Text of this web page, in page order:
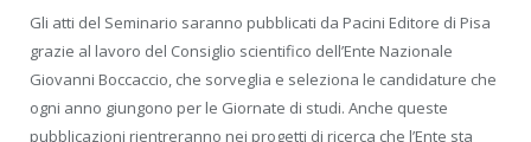
Gli atti del Seminario saranno pubblicati da Pacini Editore di Pisa
grazie al lavoro del Consiglio scientifico dell’Ente Nazionale
Giovanni Boccaccio, che sorveglia e seleziona le candidature che
ogni anno giungono per le Giornate di studi. Anche queste
pubblicazioni rientreranno nei progetti di ricerca che l’Ente sta